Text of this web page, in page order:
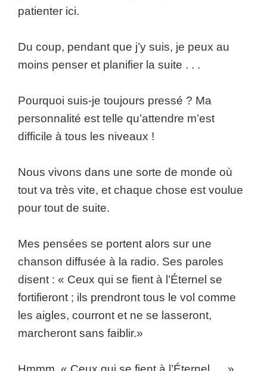
patienter ici.
Du coup, pendant que j’y suis, je peux au
moins penser et planifier la suite . . .
Pourquoi suis-je toujours pressé ? Ma
personnalité est telle qu’attendre m’est
difficile à tous les niveaux !
Nous vivons dans une sorte de monde où
tout va très vite, et chaque chose est voulue
pour tout de suite.
Mes pensées se portent alors sur une
chanson diffusée à la radio. Ses paroles
disent : « Ceux qui se fient à l’Éternel se
fortifieront ; ils prendront tous le vol comme
les aigles, courront et ne se lasseront,
marcheront sans faiblir.»